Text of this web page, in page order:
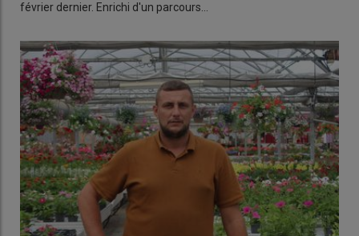
février dernier. Enrichi d'un parcours…